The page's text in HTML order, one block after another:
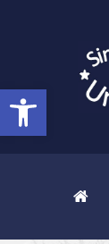
Deschide bara de unelte